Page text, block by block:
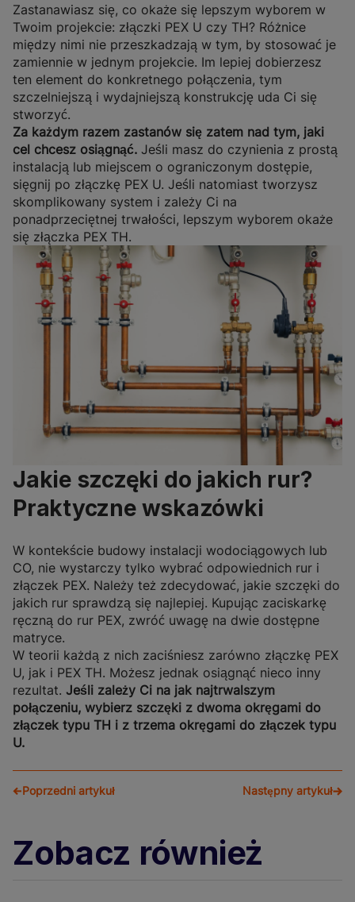
Zastanawiasz się, co okaże się lepszym wyborem w
Twoim projekcie: złączki PEX U czy TH? Różnice
między nimi nie przeszkadzają w tym, by stosować je
zamiennie w jednym projekcie. Im lepiej dobierzesz
ten element do konkretnego połączenia, tym
szczelniejszą i wydajniejszą konstrukcję uda Ci się
stworzyć.
Za każdym razem zastanów się zatem nad tym, jaki
cel chcesz osiągnąć. Jeśli masz do czynienia z prostą
instalacją lub miejscem o ograniczonym dostępie,
sięgnij po złączkę PEX U. Jeśli natomiast tworzysz
skomplikowany system i zależy Ci na
ponadprzeciętnej trwałości, lepszym wyborem okaże
się złączka PEX TH.
Jakie szczęki do jakich rur?
Praktyczne wskazówki
W kontekście budowy instalacji wodociągowych lub
CO, nie wystarczy tylko wybrać odpowiednich rur i
złączek PEX. Należy też zdecydować, jakie szczęki do
jakich rur sprawdzą się najlepiej. Kupując zaciskarkę
ręczną do rur PEX, zwróć uwagę na dwie dostępne
matryce.
W teorii każdą z nich zaciśniesz zarówno złączkę PEX
U, jak i PEX TH. Możesz jednak osiągnąć nieco inny
rezultat. Jeśli zależy Ci na jak najtrwalszym
połączeniu, wybierz szczęki z dwoma okręgami do
złączek typu TH i z trzema okręgami do złączek typu
U.
Poprzedni artykuł Następny artykuł
Zobacz również